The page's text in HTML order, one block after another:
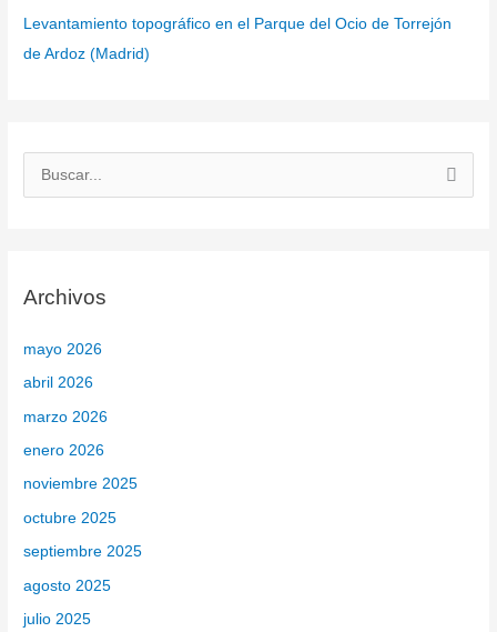
Levantamiento topográfico en el Parque del Ocio de Torrejón
de Ardoz (Madrid)
a
o
r
:
Archivos
mayo 2026
abril 2026
marzo 2026
enero 2026
noviembre 2025
octubre 2025
septiembre 2025
agosto 2025
julio 2025